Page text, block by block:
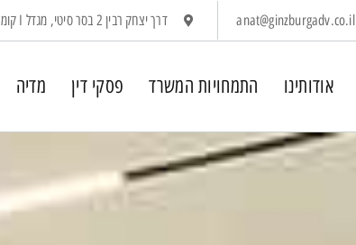
anat@ginzburgadv.co.il דרך יצחק רבין 2 בסר סיטי, מגדל I קומה 20 פתח תקוה
אודותינו התמחויות המשרד פסקי דין מדיה